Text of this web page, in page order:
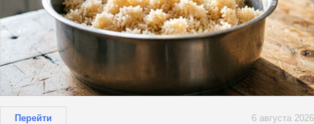
Перейти 6 августа 2026